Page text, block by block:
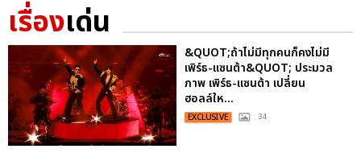
เรื่องเด่น
&QUOT;ถ้าไม่มีทุกคนก็คงไม่มี
เพิร์ธ-แซนต้า&QUOT; ประมวล
ภาพ เพิร์ธ-แซนต้า เปลี่ยน
ฮอลล์ให...
EXCLUSIVE : 34